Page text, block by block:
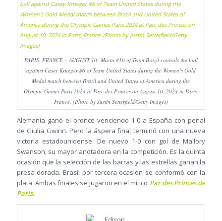
PARIS, FRANCE – AUGUST 10: Marta #10 of Team Brazil controls the ball
against Casey Krueger #6 of Team United States during the Women’s Gold
Medal match between Brazil and United States of America during the
Olympic Games Paris 2024 at Parc des Princes on August 10, 2024 in Paris,
France. (Photo by Justin Setterfield/Getty Images)
Alemania ganó el bronce venciendo 1-0 a España con penal
de Giulia Gwinn. Pero la áspera final terminó con una nueva
victoria estadounidense. De nuevo 1-0 con gol de Mallory
Swanson, su mayor anotadora en la competición. Es la quinta
ocasión que la selección de las barras y las estrellas ganan la
presa dorada. Brasil por tercera ocasión se conformó con la
plata. Ambas finales se jugaron en el mítico Par des Princes de
París.